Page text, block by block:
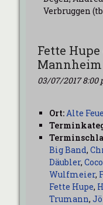
Verbruggen
Fette
Mannheim
03/07/2017 8:00
Ort:Alte
Big Band,
Däubler,
Wulfmeier,
Fette Hupe,
Trumann,